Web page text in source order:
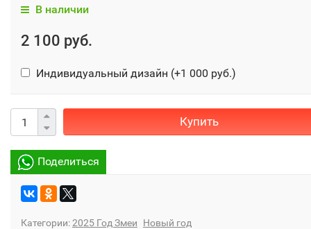
В наличии
2 100 руб.
Индивидуальный дизайн (+1 000 руб.)
Купить
Поделиться
Категории:2025 Год Змеи Новый год